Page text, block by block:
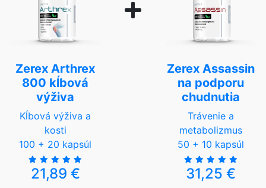
Zerex Arthrex
800 kĺbová
výživa
Kĺbová výživa a
kosti
100 + 20 kapsúl
21,89 €
Zerex Assassin
na podporu
chudnutia
Trávenie a
metabolizmus
50 + 10 kapsúl
31,25 €